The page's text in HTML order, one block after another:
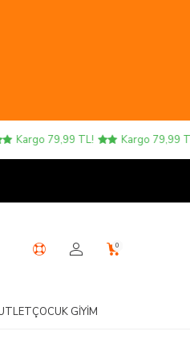
Kargo 79,99 TL! Kargo 79,99 TL!
0
ÇOCUK GIYIM